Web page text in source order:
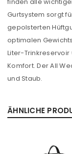
ANMELDEN
Gurtsystem sorgt
gepolsterten
optimalen
Liter-
Komfort. Der All
und Staub.
ÄHNLICHE